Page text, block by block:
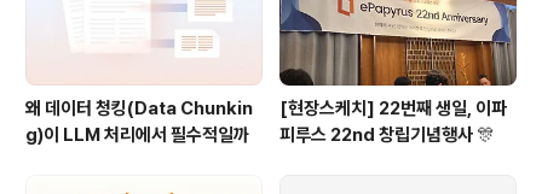
왜 데이터 청킹(Data Chunkin
g)이 LLM 처리에서 필수적일까
[현장스케치] 22번째 생일, 이파
피루스 22nd 창립기념행사 🎊